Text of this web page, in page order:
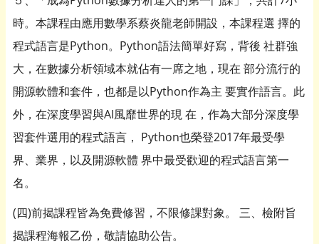
時。本課程由應用數學系蔡炎龍老師開設，本課程選 擇的
程式語言是Python。Python語法簡單好寫，背後 社群強
大，在數據分析領域本就佔有一席之地，現在 部分流行的
開源軟體和套件，也都是以Python作為主 要實作語言。此
外，在深度學習與AI風靡世界的現 在，作為大部分深度學
習套件選用的程式語言， Python也榮登2017年最受學
界、業界，以及開源軟體 界中最受歡迎的程式語言第一
名。
(四)前揭課程皆為免費修習，不限修課對象。 三、檢附旨
揭課程海報乙份，敬請協助公告。